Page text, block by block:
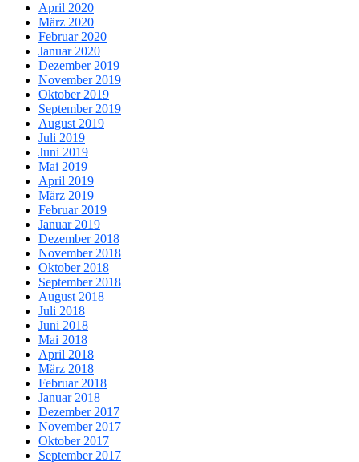
April 2020
März 2020
Februar 2020
Januar 2020
Dezember 2019
November 2019
Oktober 2019
September 2019
August 2019
Juli 2019
Juni 2019
Mai 2019
April 2019
März 2019
Februar 2019
Januar 2019
Dezember 2018
November 2018
Oktober 2018
September 2018
August 2018
Juli 2018
Juni 2018
Mai 2018
April 2018
März 2018
Februar 2018
Januar 2018
Dezember 2017
November 2017
Oktober 2017
September 2017